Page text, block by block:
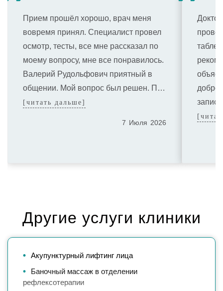
Прием прошёл хорошо, врач меня
вовремя принял. Специалист провел
осмотр, тесты, все мне рассказал по
моему вопросу, мне все понравилось.
Валерий Рудольфович приятный в
общении. Мой вопрос был решен. П…
[читать дальше]
7 Июля 2026
Другие услуги клиники
Акупунктурный лифтинг лица
Баночный массаж в отделении
рефлексотерапии